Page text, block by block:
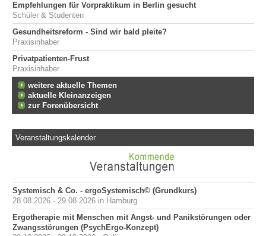
Empfehlungen für Vorpraktikum in Berlin gesucht
Schüler & Studenten
Gesundheitsreform - Sind wir bald pleite?
Praxisinhaber
Privatpatienten-Frust
Praxisinhaber
weitere aktuelle Themen
aktuelle Kleinanzeigen
zur Forenübersicht
Veranstaltungskalender
Systemisch & Co. - ergoSystemisch© (Grundkurs)
28.08.2026 - 29.08.2026 in Hamburg
Ergotherapie mit Menschen mit Angst- und Panikstörungen oder
Zwangsstörungen (PsychErgo-Konzept)